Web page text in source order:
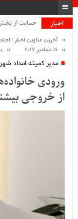
اخبار
حمایت از
آخرین عناوین اخبار /
16 دسامبر 2017
مدیر کمیته امداد
ورودی
از خروجی